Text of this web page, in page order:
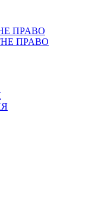
ПРАВО
ПРАВО